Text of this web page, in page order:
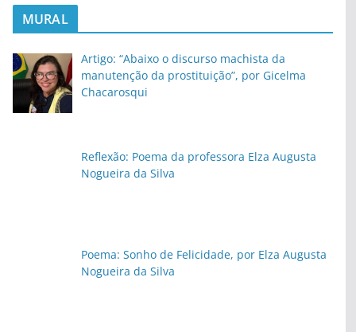
MURAL
Artigo: “Abaixo o discurso machista da
manutenção da prostituição”, por Gicelma
Chacarosqui
Reflexão: Poema da professora Elza Augusta
Nogueira da Silva
Poema: Sonho de Felicidade, por Elza Augusta
Nogueira da Silva